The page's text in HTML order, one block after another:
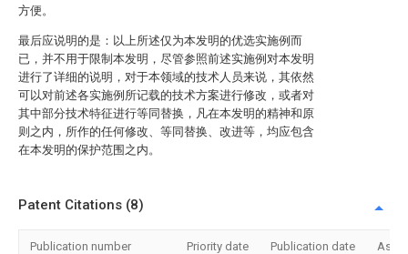
方便。
最后应说明的是：以上所述仅为本发明的优选实施例而
已，并不用于限制本发明，尽管参照前述实施例对本发明
进行了详细的说明，对于本领域的技术人员来说，其依然
可以对前述各实施例所记载的技术方案进行修改，或者对
其中部分技术特征进行等同替换，凡在本发明的精神和原
则之内，所作的任何修改、等同替换、改进等，均应包含
在本发明的保护范围之内。
Patent Citations (8)
Publication number Priority date Publication date